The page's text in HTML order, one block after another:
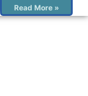
Read More »